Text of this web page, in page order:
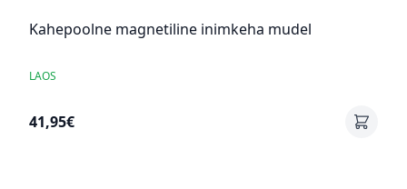
Kahepoolne magnetiline inimkeha mudel
LAOS
41,95€